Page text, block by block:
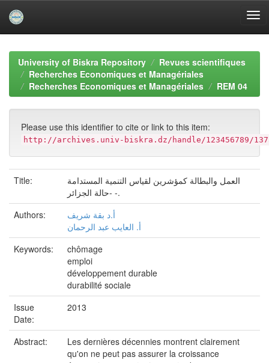
navigationUniversity of Biskra Repository
Revues scientifiques
Recherches Economiques et Managériales
Recherches Economiques et Managériales
REM 04
Please use this identifier to cite or link to this item:
http://archives.univ-biskra.dz/handle/123456789/
Title:
العمل والبطالة كمؤشرين لقياس التنمية المستدامة
-حالة الجزائر -.
Authors:
أ.د بقة شريف
أ. العايب عبد الرحمان
Keywords:
chômage
emploi
développement durable
durabilité sociale
Issue
Date:
2013
Abstract:
Les dernières décennies montrent clairement
qu'on ne peut pas assurer la croissance